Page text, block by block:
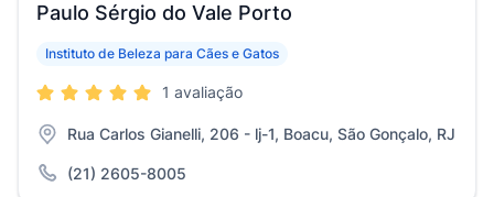
Paulo Sérgio do Vale Porto
Instituto de Beleza para Cães e Gatos
1 avaliação
Rua Carlos Gianelli, 206 - lj-1, Boacu, São Gonçalo, RJ
(21) 2605-8005